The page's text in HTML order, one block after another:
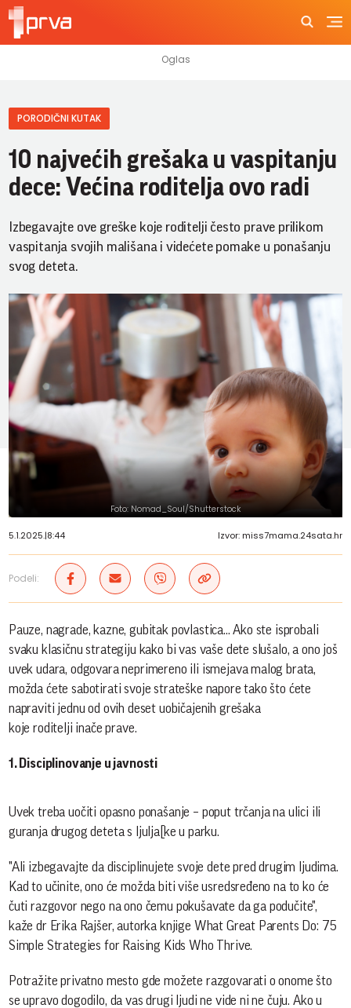
PORODIČNI KUTAK
10 najvećih grešaka u vaspitanju
dece: Većina roditelja ovo radi
Izbegavajte ove greške koje roditelji često prave prilikom
vaspitanja svojih mališana i videćete pomake u ponašanju
svog deteta.
Foto: Nomad_Soul/Shutterstock
5.1.2025.|8:44 Izvor: miss7mama.24sata.hr
Podeli:
Pauze, nagrade, kazne, gubitak povlastica... Ako ste isprobali
svaku klasičnu strategiju kako bi vas vaše dete slušalo, a ono još
uvek udara, odgovara neprimereno ili ismejava malog brata,
možda ćete sabotirati svoje strateške napore tako što ćete
napraviti jednu od ovih deset uobičajenih grešaka
koje roditelji inače prave.
1. Disciplinovanje u javnosti
Uvek treba uočiti opasno ponašanje – poput trčanja na ulici ili
guranja drugog deteta s ljulja[ke u parku.
"Ali izbegavajte da disciplinujete svoje dete pred drugim ljudima.
Kad to učinite, ono će možda biti više usredsređeno na to ko će
čuti razgovor nego na ono čemu pokušavate da ga podučite",
kaže dr Erika Rajšer, autorka knjige What Great Parents Do: 75
Simple Strategies for Raising Kids Who Thrive.
Potražite privatno mesto gde možete razgovarati o onome što
se upravo dogodilo, da vas drugi ljudi ne vide ni ne čuju. Ako u